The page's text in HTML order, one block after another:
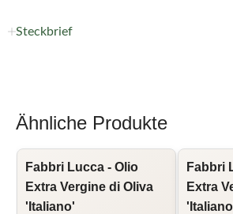
Steckbrief
Ähnliche Produkte
Fabbri Lucca - Olio
Extra Vergine di Oliva
'Italiano'
Fabbri
Extra